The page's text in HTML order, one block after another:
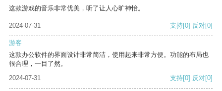
这款游戏的音乐非常优美，听了让人心旷神怡。
2024-07-31 支持[0] 反对[0]
游客
这款办公软件的界面设计非常简洁，使用起来非常方便。功能的布局也
很合理，一目了然。
2024-07-31
支持[0] 反对[0]